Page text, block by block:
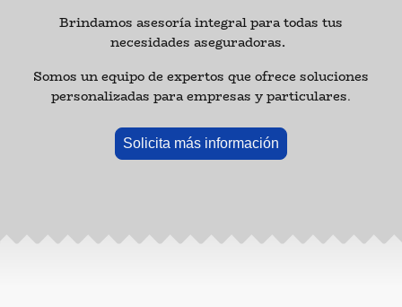
Brindamos asesoría integral para todas tus
necesidades aseguradoras.
Somos un equipo de expertos que ofrece soluciones
personalizadas para empresas y particulares.
Solicita más información